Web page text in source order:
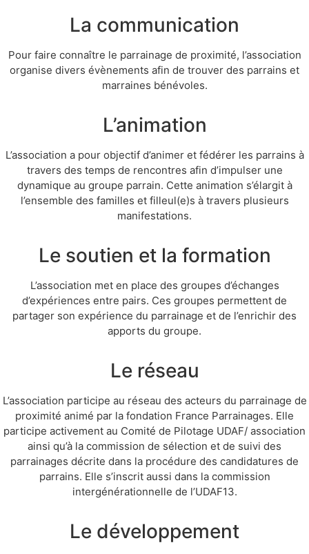
La communication
Pour faire connaître le parrainage de proximité, l’association
organise divers évènements afin de trouver des parrains et
marraines bénévoles.
L’animation
L’association a pour objectif d’animer et fédérer les parrains à
travers des temps de rencontres afin d’impulser une
dynamique au groupe parrain. Cette animation s’élargit à
l’ensemble des familles et filleul(e)s à travers plusieurs
manifestations.
Le soutien et la formation
L’association met en place des groupes d’échanges
d’expériences entre pairs. Ces groupes permettent de
partager son expérience du parrainage et de l’enrichir des
apports du groupe.
Le réseau
L’association participe au réseau des acteurs du parrainage de
proximité animé par la fondation France Parrainages. Elle
participe activement au Comité de Pilotage UDAF/ association
ainsi qu’à la commission de sélection et de suivi des
parrainages décrite dans la procédure des candidatures de
parrains. Elle s’inscrit aussi dans la commission
intergénérationnelle de l’UDAF13.
Le développement